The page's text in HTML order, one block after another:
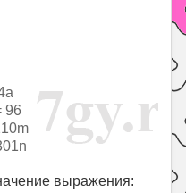
96
выражения: